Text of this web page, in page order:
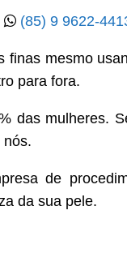
| (85) 9 9622-
mesmo
para fora.
das mulheres.
nós.
de
da sua pele.